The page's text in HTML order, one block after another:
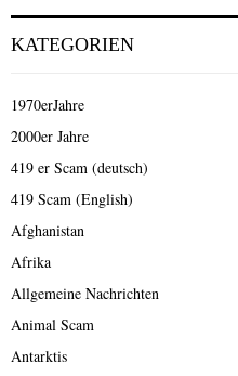
KATEGORIEN
1970erJahre
2000er Jahre
419 er Scam (deutsch)
419 Scam (English)
Afghanistan
Afrika
Allgemeine Nachrichten
Animal Scam
Antarktis